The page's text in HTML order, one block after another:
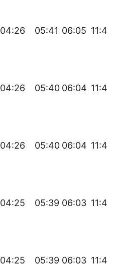
04:26 05:41 06:05 11:43
04:26 05:40 06:04 11:42
04:26 05:40 06:04 11:42
04:25 05:39 06:03 11:42
04:25 05:39 06:03 11:41